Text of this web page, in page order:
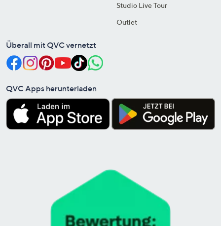
Studio Live Tour
Outlet
Überall mit QVC vernetzt
QVC Apps herunterladen